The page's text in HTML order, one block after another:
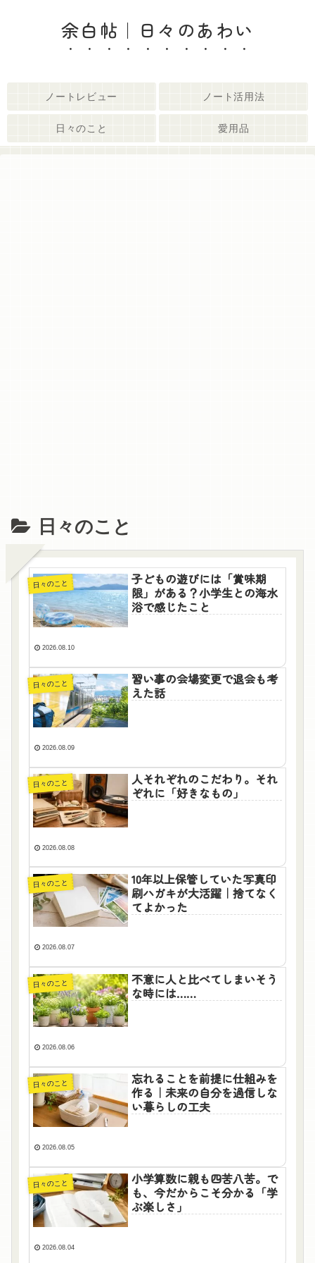
余白帖｜日々のあわい
ノートレビュー ノート活用法
日々のこと 愛用品
日々のこと
日々のこと
子どもの遊びには「賞味期
限」がある？小学生との海水
浴で感じたこと
2026.08.10
日々のこと
習い事の会場変更で退会も考
えた話
2026.08.09
日々のこと
人それぞれのこだわり。それ
ぞれに「好きなもの」
2026.08.08
日々のこと
10年以上保管していた写真印
刷ハガキが大活躍｜捨てなく
てよかった
2026.08.07
日々のこと
不意に人と比べてしまいそう
な時には……
2026.08.06
日々のこと
忘れることを前提に仕組みを
作る｜未来の自分を過信しな
い暮らしの工夫
2026.08.05
日々のこと
小学算数に親も四苦八苦。で
も、今だからこそ分かる「学
ぶ楽しさ」
2026.08.04